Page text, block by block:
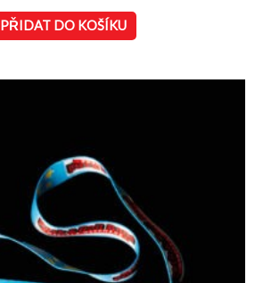
z
5
PŘIDAT DO KOŠÍKU